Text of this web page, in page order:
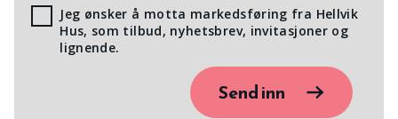
Jeg ønsker å motta markedsføring fra Hellvik
Hus, som tilbud, nyhetsbrev, invitasjoner og
lignende.
Send inn